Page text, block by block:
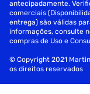
antecipadamente.
comerciais
entrega) são válidas
informações, consulte
compras de Uso e
© Copyright 2021
os direitos reservados